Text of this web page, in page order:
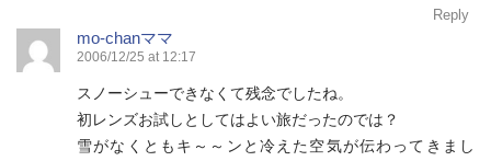
Reply
mo-chanママ
2006/12/25 at 12:17
スノーシューできなくて残念でしたね。
初レンズお試しとしてはよい旅だったのでは？
雪がなくともキ～～ンと冷えた空気が伝わってきまし